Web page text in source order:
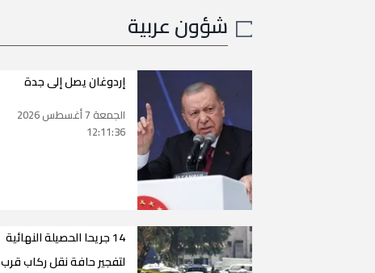
شؤون عربية
إردوغان يصل إلى جدة
الجمعة 7 أغسطس 2026
12:11:36
14 جريحا الحصيلة النهائية
لتفجير حافة نقل ركاب قرب